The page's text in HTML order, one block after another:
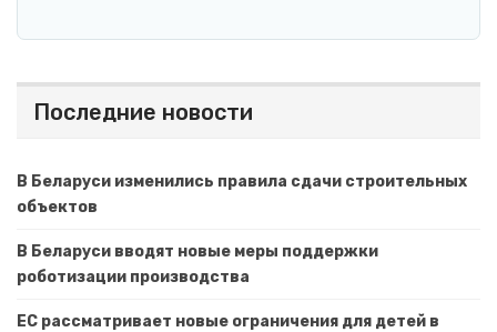
Последние новости
В Беларуси изменились правила сдачи строительных
объектов
В Беларуси вводят новые меры поддержки
роботизации производства
ЕС рассматривает новые ограничения для детей в